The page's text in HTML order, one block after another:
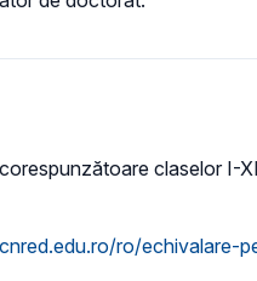
claselor
ro/echivalare-